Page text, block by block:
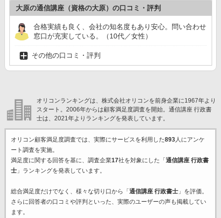
大原の通信講座（資格の大原）の口コミ・評判
合格実績も良く、会社の知名度もあり安心。問い合わせ
窓口が充実している。（10代／女性）
その他の口コミ・評判
オリコンランキングは、株式会社オリコンを前身企業に1967年より
スタート。2006年からは顧客満足度調査を開始。通信講座 行政書
士は、2021年よりランキングを発表しています。
オリコン顧客満足度調査では、実際にサービスを利用した893人にアンケ
ート調査を実施。
満足度に関する回答を基に、調査企業17社を対象にした「 通信講座 行政書
士」ランキングを発表しています。
総合満足度だけでなく、様々な切り口から「 通信講座 行政書士」を評価。
さらに回答者の口コミや評判といった、実際のユーザーの声も掲載してい
ます。